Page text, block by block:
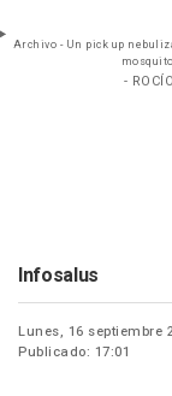
Archivo - Un pick up
-
Infosalus
Lunes, 16 septiembre
Publicado: 17:01